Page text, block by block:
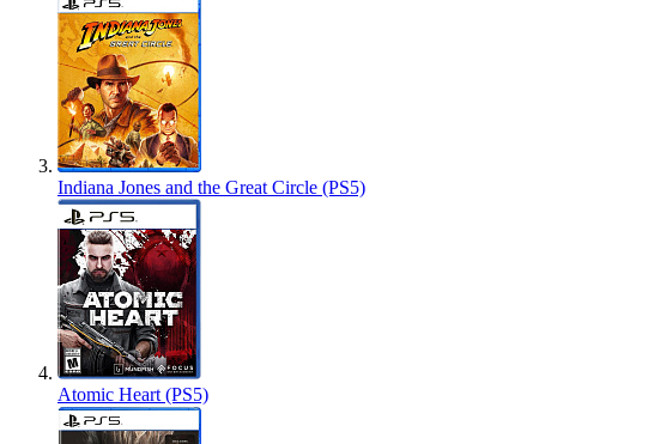
Indiana Jones and the Great Circle (PS5)
Atomic Heart (PS5)